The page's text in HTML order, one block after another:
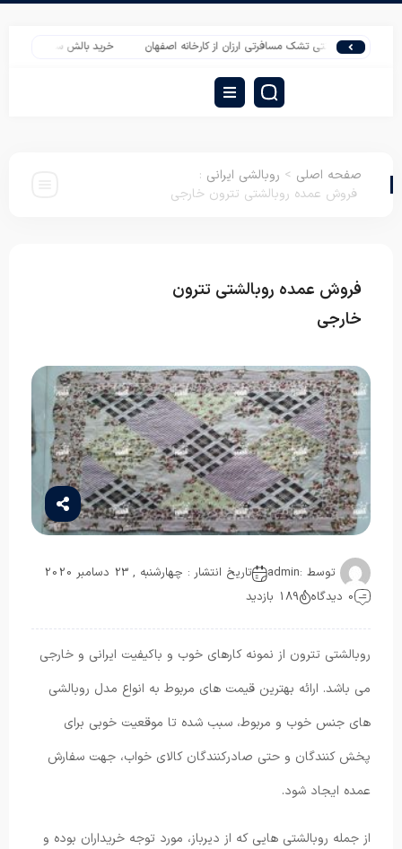
خرید اینترنتی تشک مسافرتی ارزان از کارخانه اصفهان خرید بالش سفت کرک ارزان
صفحه اصلی > روبالشی ایرانی :
فروش عمده روبالشتی تترون خارجی
فروش عمده روبالشتی تترون
خارجی
توسط :admin
تاریخ انتشار : چهارشنبه , 23 دسامبر 2020
0 دیدگاه
189 بازدید
روبالشتی تترون از نمونه کارهای خوب و باکیفیت ایرانی و خارجی
می باشد. ارائه بهترین قیمت های مربوط به انواع مدل روبالشی
های جنس خوب و مربوط، سبب شده تا موقعیت خوبی برای
پخش کنندگان و حتی صادرکنندگان کالای خواب، جهت سفارش
عمده ایجاد شود.
از جمله روبالشتی هایی که از دیرباز، مورد توجه خریداران بوده و